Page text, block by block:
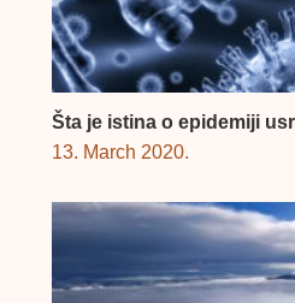
Šta je istina o epidemiji
13. March 2020.